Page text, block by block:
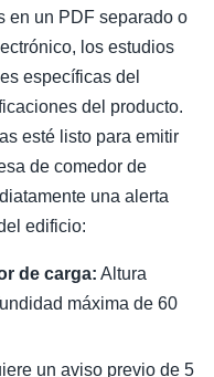
en un PDF separado o
los estudios
específicas del
del producto.
esté listo para emitir
de comedor de
una alerta
edificio:
de carga: Altura
máxima de 60
un aviso previo de 5